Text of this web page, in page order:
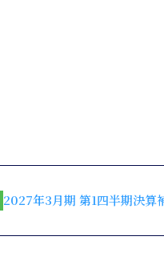
2027年3月期 第1四半期決算